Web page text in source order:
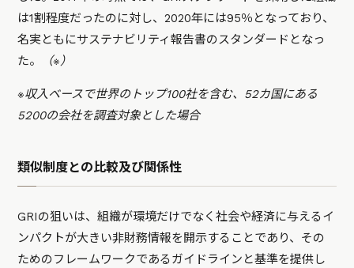
は1割程度だったのに対し、2020年には95％となっており、
名実ともにサステナビリティ報告書のスタンダードとなっ
た。
（※）
※収入ベースで世界のトップ100社を含む、52カ国にある
5200の会社を調査対象とした場合
類似制度との比較及び関係性
GRIの狙いは、組織が環境だけでなく社会や経済に与えるイ
ンパクトが大きい非財務情報を開示することであり、その
ためのフレームワークであるガイドラインと基準を提供し